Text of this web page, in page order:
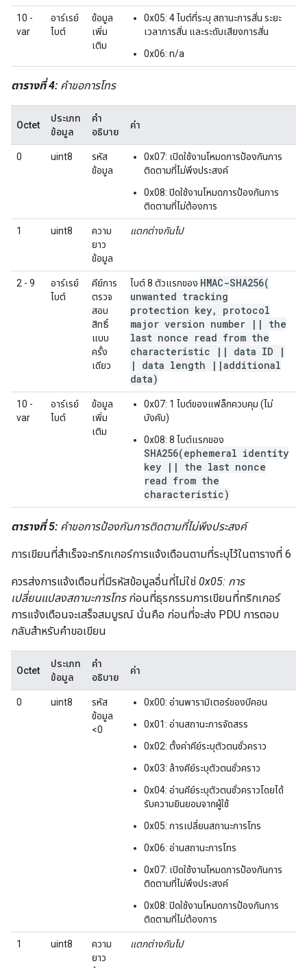
10 -
var
อาร์เรย์
ไบต์
ข้อมูล
เพิ่ม
เติม
0x05: 4 ไบต์ที่ระบุ สถานะการสั่น ระยะ
เวลาการสั่น และระดับเสียงการสั่น
0x06: n/a
ตารางที่ 4: คำขอการโทร
Octet
ประเภท
ข้อมูล
คำ
อธิบาย
ค่า
0 uint8
รหัส
ข้อมูล
0x07: เปิดใช้งานโหมดการป้องกันการ
ติดตามที่ไม่พึงประสงค์
0x08: ปิดใช้งานโหมดการป้องกันการ
ติดตามที่ไม่ต้องการ
1 uint8
ความ
ยาว
ข้อมูล
แตกต่างกันไป
2 - 9
อาร์เรย์
ไบต์
คีย์การ
ตรวจ
สอบ
สิทธิ์
แบบ
ครั้ง
เดียว
ไบต์ 8 ตัวแรกของ HMAC-SHA256(
unwanted tracking
protection key,
protocol
major version number
| |
the
last nonce read from the
characteristic
| | data ID
|
|
data length | |additional
data)
10 -
var
อาร์เรย์
ไบต์
ข้อมูล
เพิ่ม
เติม
0x07: 1 ไบต์ของแฟล็กควบคุม (ไม่
บังคับ)
0x08: 8 ไบต์แรกของ
SHA256(ephemeral identity
key || the last nonce
read from the
characteristic)
ตารางที่ 5: คำขอการป้องกันการติดตามที่ไม่พึงประสงค์
การเขียนที่สำเร็จจะทริกเกอร์การแจ้งเตือนตามที่ระบุไว้ในตารางที่ 6
ควรส่งการแจ้งเตือนที่มีรหัสข้อมูลอื่นที่ไม่ใช่ 0x05: การ
เปลี่ยนแปลงสถานะการโทรก่อนที่ธุรกรรมการเขียนที่ทริกเกอร์
การแจ้งเตือนจะเสร็จสมบูรณ์ นั่นคือ ก่อนที่จะส่ง PDU การตอบ
กลับสำหรับคำขอเขียน
Octet
ประเภท
ข้อมูล
คำ
อธิบาย
ค่า
0 uint8
รหัส
ข้อมูล
<0
0x00: อ่านพารามิเตอร์ของบีคอน
0x01: อ่านสถานะการจัดสรร
0x02: ตั้งค่าคีย์ระบุตัวตนชั่วคราว
0x03: ล้างคีย์ระบุตัวตนชั่วคราว
0x04: อ่านคีย์ระบุตัวตนชั่วคราวโดยได้
รับความยินยอมจากผู้ใช้
0x05: การเปลี่ยนสถานะการโทร
0x06: อ่านสถานะการโทร
0x07: เปิดใช้งานโหมดการป้องกันการ
ติดตามที่ไม่พึงประสงค์
0x08: ปิดใช้งานโหมดการป้องกันการ
ติดตามที่ไม่ต้องการ
1 uint8
ความ
ยาว
แตกต่างกันไป